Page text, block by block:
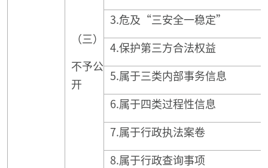
（三）
不予公
开
3.危及“三安全一稳定”
4.保护第三方合法权益
5.属于三类内部事务信息
6.属于四类过程性信息
7.属于行政执法案卷
8.属于行政查询事项